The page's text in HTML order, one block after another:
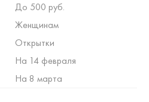
До 500 руб.
Женщинам
Открытки
На 14 февраля
На 8 марта